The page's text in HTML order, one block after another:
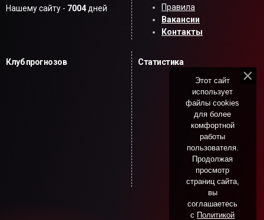
Нашему сайту - 7004 дней
Правила
Вакансии
Контакты
Клуб прогнозов Статистика
Этот сайт
использует
файлы cookies
для более
комфортной
работы
пользователя.
Продолжая
просмотр
страниц сайта,
вы
соглашаетесь
с Политикой